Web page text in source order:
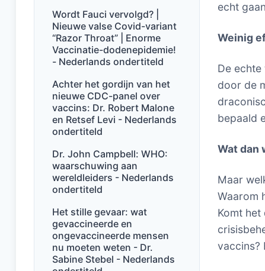
Wordt Fauci vervolgd? |
Nieuwe valse Covid-variant
“Razor Throat” | Enorme
Vaccinatie-dodenepidemie!
- Nederlands ondertiteld
Achter het gordijn van het
nieuwe CDC-panel over
vaccins: Dr. Robert Malone
en Retsef Levi - Nederlands
ondertiteld
Dr. John Campbell: WHO:
waarschuwing aan
wereldleiders - Nederlands
ondertiteld
Het stille gevaar: wat
gevaccineerde en
ongevaccineerde mensen
nu moeten weten - Dr.
Sabine Stebel - Nederlands
echt
Weinig
De
door de
bepaald
Wat dan
Maar
Waarom
Komt
vaccins?